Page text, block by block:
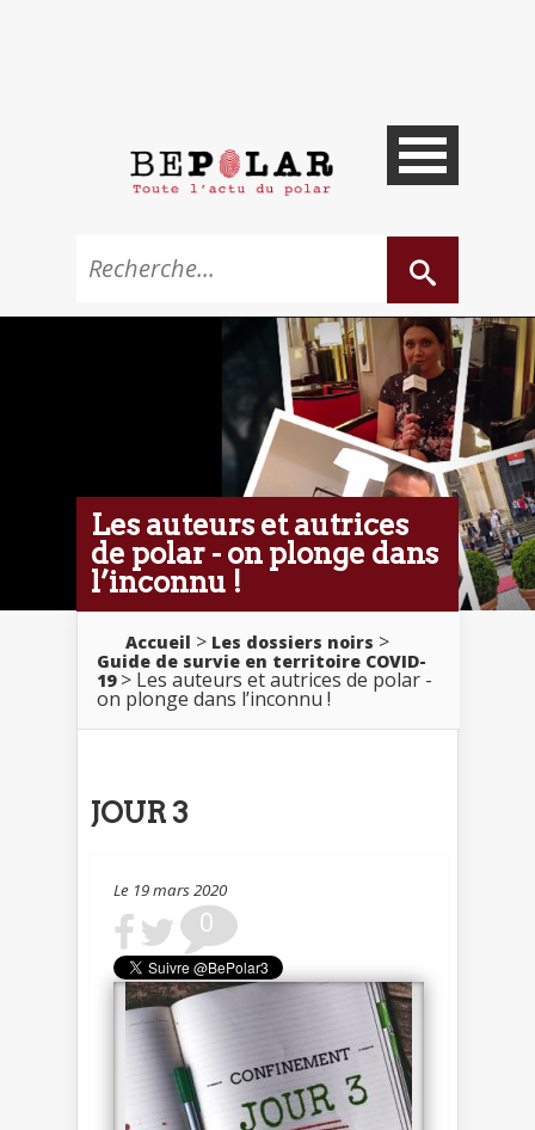
Les auteurs et autrices
de polar - on plonge dans
l’inconnu !
Accueil > Les dossiers noirs >
Guide de survie en territoire COVID-
19> Les auteurs et autrices de polar -
on plonge dans l’inconnu !
JOUR 3
Le 19 mars 2020
0